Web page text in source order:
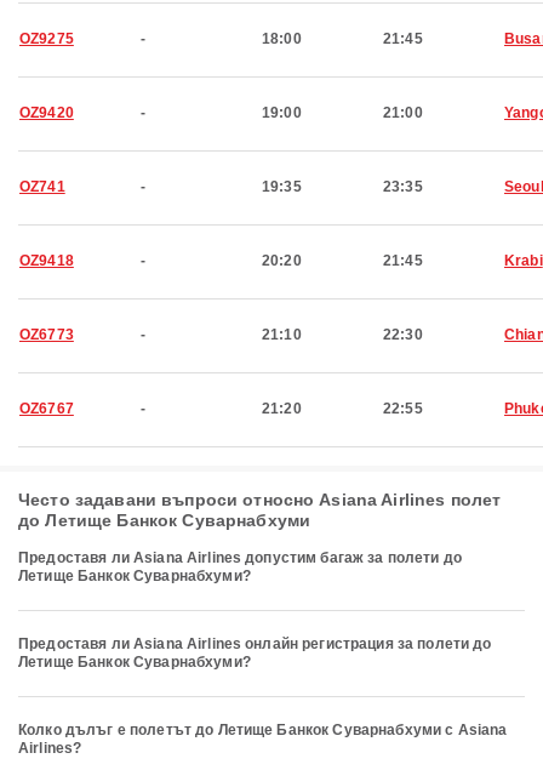
OZ9275 - 18:00 21:45
OZ9420 - 19:00 21:00
OZ741 - 19:35 23:35 Seoul
OZ9418 - 20:20 21:45 Krabi
OZ6773 - 21:10 22:30
OZ6767 - 21:20 22:55
Често задавани въпроси относно Asiana Airlines полет
до Летище Банкок Суварнабхуми
Предоставя ли Asiana Airlines допустим багаж за полети до
Летище Банкок Суварнабхуми?
Предоставя ли Asiana Airlines онлайн регистрация за полети до
Летище Банкок Суварнабхуми?
Колко дълъг е полетът до Летище Банкок Суварнабхуми с Asiana
Airlines?